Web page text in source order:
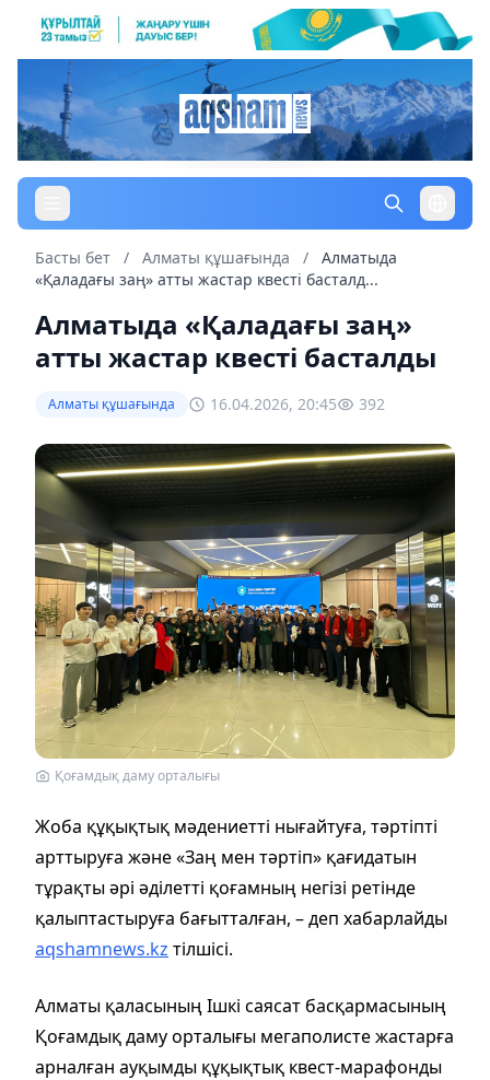
Басты бет / Алматы құшағында /
Алматыда
«Қаладағы заң» атты жастар квесті басталд...
Алматыда «Қаладағы заң»
атты жастар квесті басталды
Алматы құшағында 16.04.2026, 20:45 392
Қоғамдық даму орталығы
Жоба құқықтық мәдениетті нығайтуға, тәртіпті
арттыруға және «Заң мен тәртіп» қағидатын
тұрақты әрі әділетті қоғамның негізі ретінде
қалыптастыруға бағытталған, – деп хабарлайды
aqshamnews.kz тілшісі.
Алматы қаласының Ішкі саясат басқармасының
Қоғамдық даму орталығы мегаполисте жастарға
арналған ауқымды құқықтық квест-марафонды